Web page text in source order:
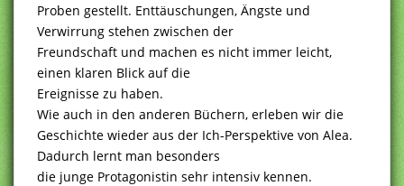
Proben gestellt. Enttäuschungen, Ängste und
Verwirrung stehen zwischen der
Freundschaft und machen es nicht immer leicht,
einen klaren Blick auf die
Ereignisse zu haben.
Wie auch in den anderen Büchern, erleben wir die
Geschichte wieder aus der Ich-Perspektive von Alea.
Dadurch lernt man besonders
die junge Protagonistin sehr intensiv kennen.